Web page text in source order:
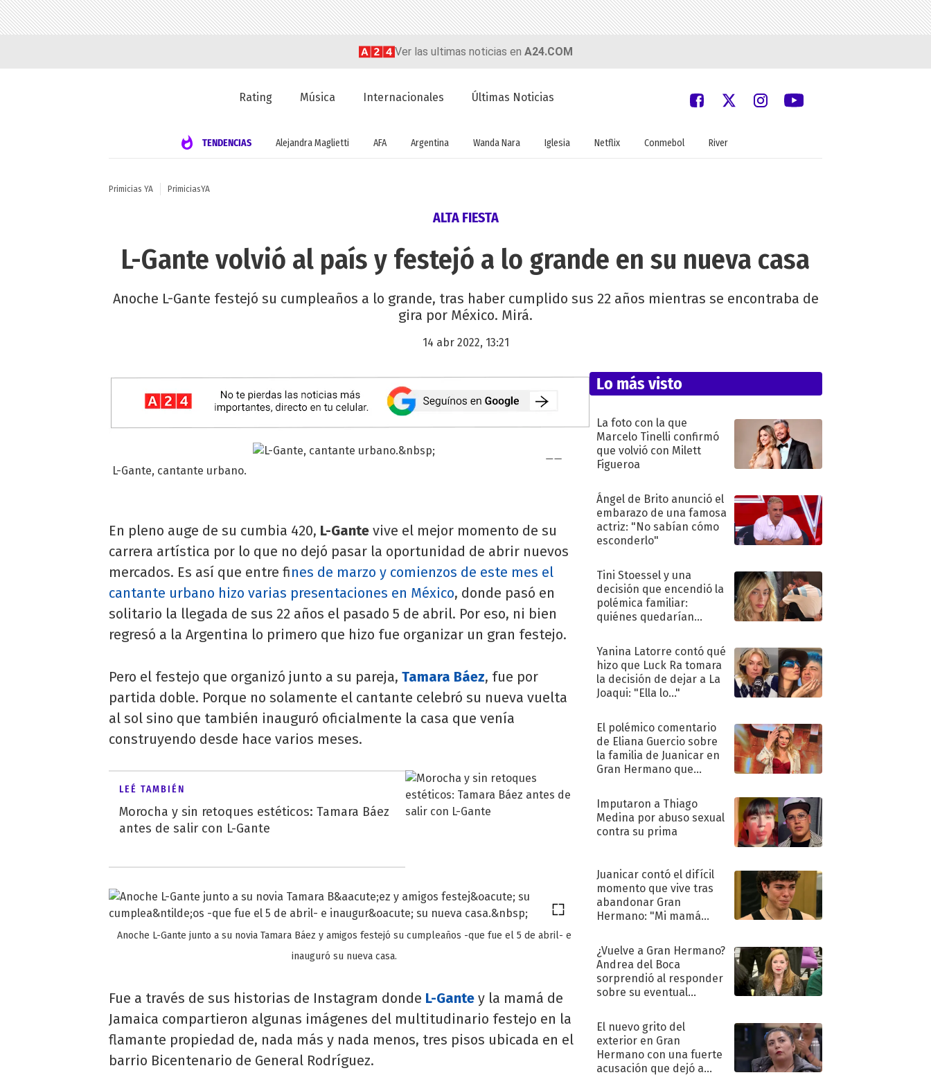
Ver las ultimas noticias en A24.COM
Rating Música Internacionales Últimas Noticias
TENDENCIAS Alejandra Maglietti AFA Argentina Wanda Nara Iglesia Netflix Conmebol River
Primicias YA PrimiciasYA
ALTA FIESTA
L-Gante volvió al país y festejó a lo grande en su nueva casa
Anoche L-Gante festejó su cumpleaños a lo grande, tras haber cumplido sus 22 años mientras se encontraba de
gira por México. Mirá.
14 abr 2022, 13:21
L-Gante, cantante urbano.
En pleno auge de su cumbia 420, L-Gante vive el mejor momento de su
carrera artística por lo que no dejó pasar la oportunidad de abrir nuevos
mercados. Es así que entre fines de marzo y comienzos de este mes el
cantante urbano hizo varias presentaciones en México, donde pasó en
solitario la llegada de sus 22 años el pasado 5 de abril. Por eso, ni bien
regresó a la Argentina lo primero que hizo fue organizar un gran festejo.
Pero el festejo que organizó junto a su pareja, Tamara Báez, fue por
partida doble. Porque no solamente el cantante celebró su nueva vuelta
al sol sino que también inauguró oficialmente la casa que venía
construyendo desde hace varios meses.
LEÉ TAMBIÉN
Morocha y sin retoques estéticos: Tamara Báez
antes de salir con L-Gante
Anoche L-Gante junto a su novia Tamara Báez y amigos festejó su cumpleaños -que fue el 5 de abril- e
inauguró su nueva casa.
Fue a través de sus historias de Instagram donde L-Gante y la mamá de
Jamaica compartieron algunas imágenes del multitudinario festejo en la
flamante propiedad de, nada más y nada menos, tres pisos ubicada en el
barrio Bicentenario de General Rodríguez.
Lo más visto
La foto con la que
Marcelo Tinelli confirmó
que volvió con Milett
Figueroa
Ángel de Brito anunció el
embarazo de una famosa
actriz: "No sabían cómo
esconderlo"
Tini Stoessel y una
decisión que encendió la
polémica familiar:
quiénes quedarían
Yanina Latorre contó qué
hizo que Luck Ra tomara
la decisión de dejar a La
Joaqui: "Ella lo..."
El polémico comentario
de Eliana Guercio sobre
la familia de Juanicar en
Gran Hermano que
Imputaron a Thiago
Medina por abuso sexual
contra su prima
Juanicar contó el difícil
momento que vive tras
abandonar Gran
Hermano: "Mi mamá
¿Vuelve a Gran Hermano?
Andrea del Boca
sorprendió al responder
sobre su eventual
El nuevo grito del
exterior en Gran
Hermano con una fuerte
acusación que dejó a